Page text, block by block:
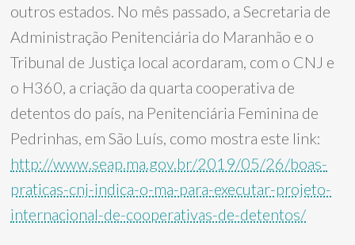
outros estados. No mês passado, a Secretaria de
Administração Penitenciária do Maranhão e o
Tribunal de Justiça local acordaram, com o CNJ e
o H360, a criação da quarta cooperativa de
detentos do país, na Penitenciária Feminina de
Pedrinhas, em São Luís, como mostra este link:
http://www.seap.ma.gov.br/2019/05/26/boas-
praticas-cnj-indica-o-ma-para-executar-projeto-
internacional-de-cooperativas-de-detentos/